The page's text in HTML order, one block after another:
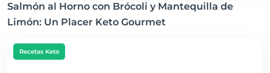
Salmón al Horno con Brócoli y Mantequilla de
Limón: Un Placer Keto Gourmet
Recetas Keto